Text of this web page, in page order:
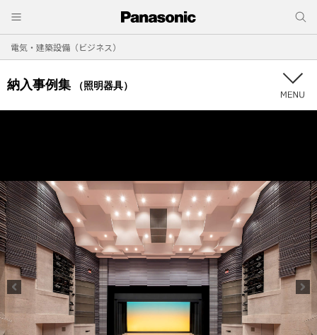
電気・建築設備（ビジネス）
納入事例集 （照明器具）